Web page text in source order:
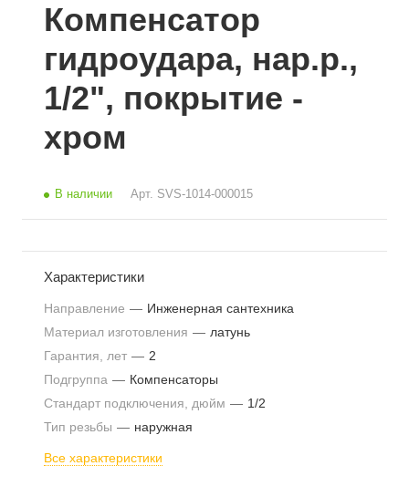
Компенсатор
гидроудара, нар.р.,
1/2", покрытие -
хром
В наличии Арт. SVS-1014-000015
Характеристики
Направление — Инженерная сантехника
Материал изготовления — латунь
Гарантия, лет — 2
Подгруппа — Компенсаторы
Стандарт подключения, дюйм — 1/2
Тип резьбы — наружная
Все характеристики